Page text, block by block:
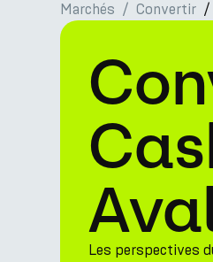
Produits
Marchés
PARK
Marchés Convertir
Les perspectives